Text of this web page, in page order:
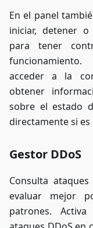
En el panel
iniciar, detener
para tener
acceder a la
obtener
sobre el estado
directamente si es
Gestor DDoS
Consulta
evaluar mejor
patrones.